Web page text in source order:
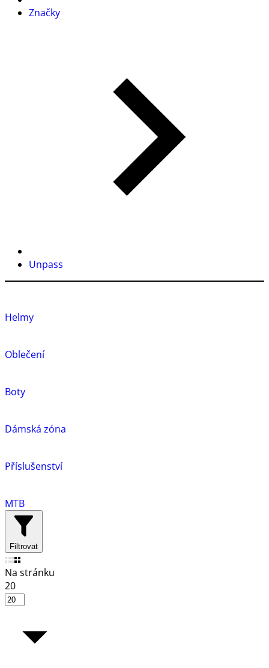
Značky
Unpass
Helmy
Oblečení
Boty
Dámská zóna
Příslušenství
MTB
Filtrovat
Na stránku
20